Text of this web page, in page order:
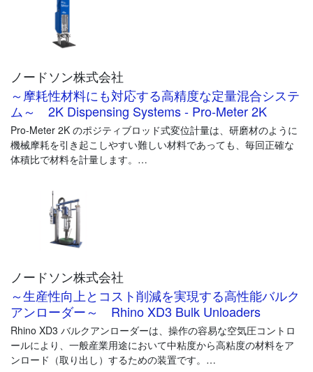
ノードソン株式会社
～摩耗性材料にも対応する高精度な定量混合システ
ム～ 2K Dispensing Systems - Pro-Meter 2K
Pro-Meter 2K のポジティブロッド式変位計量は、研磨材のように
機械摩耗を引き起こしやすい難しい材料であっても、毎回正確な
体積比で材料を計量します。
・高精度：電子式圧力モニタリングにより、製品ごとにプロセス
条件を一貫して維持
・高い柔軟性：ショット量および流量の調整が可能
・低メンテナンス：ヘビーデューティ仕様のパッキンとシールが
・オンレシオ（比率維持）：入口・出口バルブが材料のバイパス
を防ぎ、精密かつ安定した混合比を確保
・高耐久：充填材入りや研磨性のある材料でも、精度を損なわず
に吐出可能
・高信頼性：ロッドがシリンダー壁面に接触しない構造により、
摩耗とダウンタイムを低減
・デュアルサーボドライブ：ビード塗布や精密な吐出量制御を可
ノードソン株式会社
～生産性向上とコスト削減を実現する高性能バルク
アンローダー～ Rhino XD3 Bulk Unloaders
Rhino XD3 バルクアンローダーは、操作の容易な空気圧コントロ
ールにより、一般産業用途において中粘度から高粘度の材料をア
ンロード（取り出し）するための装置です。